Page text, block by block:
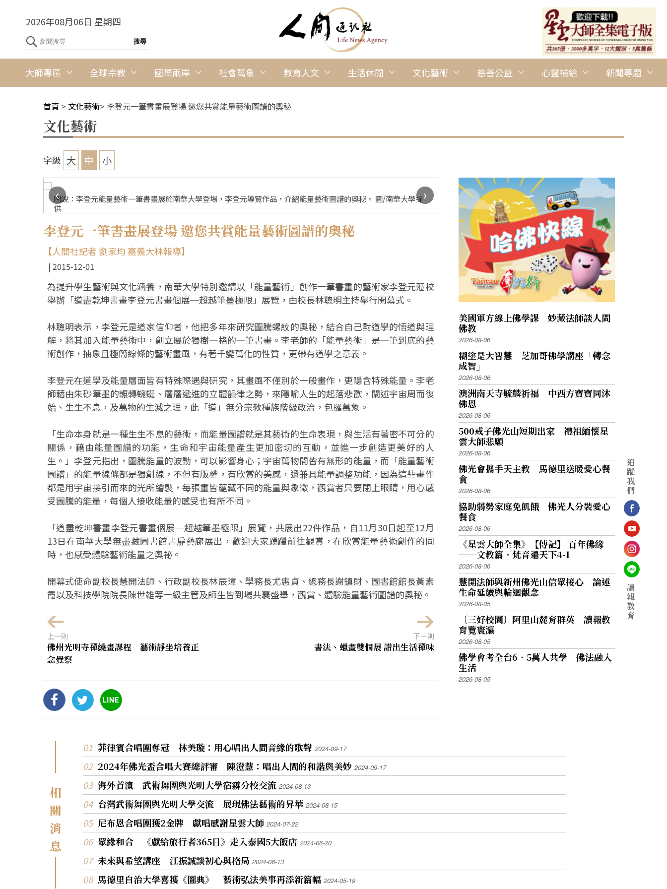
2026年08月06日 星期四
大師專區 全球宗教 國際兩岸 社會萬象 教育人文 生活休閒 文化藝術 慈善公益 心靈補給 新聞專題
首頁 > 文化藝術> 李登元一筆書畫展登場 邀您共賞能量藝術圖譜的奧秘
文化藝術
字級 大 中 小
圖說：李登元能量藝術一筆書畫展於南華大學登場，李登元導覽作品，介紹能量藝術圖譜的奧秘。 圖/南華大學提
供
圖說：李登元能量藝術一筆書畫展於南華大學登場，李登元介紹
‹
›
李登元一筆書畫展登場 邀您共賞能量藝術圖譜的奧秘
【人間社記者 劉家均 嘉義大林報導】
2015-12-01
為提升學生藝術與文化涵養，南華大學特別邀請以「能量藝術」創作一筆書畫的藝術家李登元蒞校
舉辦「道盡乾坤書畫李登元書畫個展─超越筆墨極限」展覽，由校長林聰明主持舉行開幕式。
林聰明表示，李登元是道家信仰者，他把多年來研究圖騰螺紋的奧秘，結合自己對道學的悟道與理
解，將其加入能量藝術中，創立屬於獨樹一格的一筆書畫。李老師的「能量藝術」是一筆到底的藝
術創作，抽象且極簡線條的藝術畫風，有著千變萬化的性質，更帶有道學之意義。
李登元在道學及能量層面皆有特殊際遇與研究，其畫風不僅別於一般畫作，更隱含特殊能量。李老
師藉由朱砂筆墨的輾轉蜿蜒、層層遞進的立體韻律之勢，來隱喻人生的起落悲歡，闡述宇宙周而復
始、生生不息，及萬物的生滅之理，此「道」無分宗教種族階級政治，包羅萬象。
「生命本身就是一種生生不息的藝術，而能量圖譜就是其藝術的生命表現，與生活有著密不可分的
關係，藉由能量圖譜的功能，生命和宇宙能量產生更加密切的互動，並進一步創造更美好的人
生。」李登元指出，圖騰能量的波動，可以影響身心；宇宙萬物間皆有無形的能量，而「能量藝術
圖譜」的能量線條都是獨創線，不但有版權，有欣賞的美感，還兼具能量調整功能，因為這些畫作
都是用宇宙接引而來的光所繪製，每張畫皆蘊藏不同的能量與象徵，觀賞者只要閉上眼睛，用心感
受圖騰的能量，每個人接收能量的感受也有所不同。
「道盡乾坤書畫李登元書畫個展─超越筆墨極限」展覽，共展出22件作品，自11月30日起至12月
13日在南華大學無盡藏圖書館書扉藝廊展出，歡迎大家踴躍前往觀賞，在欣賞能量藝術創作的同
時，也感受體驗藝術能量之奧祕。
開幕式使命副校長慧開法師、行政副校長林辰璋、學務長尤惠貞、總務長謝鎮財、圖書館館長黃素
霞以及科技學院院長陳世雄等一級主管及師生皆到場共襄盛舉，觀賞、體驗能量藝術圖譜的奧秘。
上一則
佛州光明寺禪繞畫課程 藝術靜坐培養正
念覺察
下一則
書法、蠟畫雙個展 譜出生活禪味
美國軍方線上佛學課 妙藏法師談人間
佛教
2026-08-06
糊塗是大智慧 芝加哥佛學講座「轉念
成智」
2026-08-06
澳洲南天寺毓麟祈福 中西方寶寶同沐
佛恩
2026-08-06
500戒子佛光山短期出家 禮祖緬懷星
雲大師悲願
2026-08-06
佛光會攜手天主教 馬德里送暖愛心餐
食
2026-08-06
協助弱勢家庭免飢餓 佛光人分裝愛心
餐食
2026-08-06
《星雲大師全集》【傳記】 百年佛緣
──文教篇．梵音遍天下4-1
2026-08-06
慧開法師與新州佛光山信眾接心 論述
生命延續與輪迴觀念
2026-08-05
〔三好校園〕阿里山麓育群英 讀報教
育覽寰瀛
2026-08-05
佛學會考全台6‧5萬人共學 佛法融入
生活
2026-08-05
相
關
消
息
菲律賓合唱團奪冠 林美璇：用心唱出人間音緣的歌聲 2024-09-17
2024年佛光盃合唱大賽總評審 陳澄慧：唱出人間的和諧與美妙 2024-09-17
海外首演 武術舞團與光明大學宿霧分校交流 2024-08-13
台灣武術舞團與光明大學交流 展現佛法藝術的昇華 2024-08-15
尼布恩合唱團獲2金牌 獻唱感謝星雲大師 2024-07-22
眾緣和合 《獻給旅行者365日》走入泰國5大飯店 2024-06-20
未來與希望講座 江振誠談初心與格局 2024-06-13
馬德里自治大學喜獲《圖典》 藝術弘法美事再添新篇幅 2024-05-19
追
蹤
我
們
讀
報
教
育